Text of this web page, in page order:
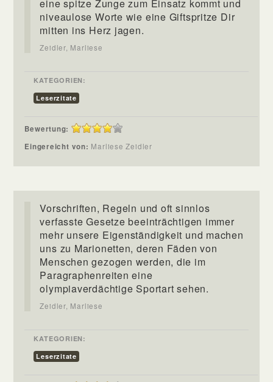
eine spitze Zunge zum Einsatz kommt und
niveaulose Worte wie eine Giftspritze Dir
mitten ins Herz jagen.
Zeidler, Marliese
KATEGORIEN:
Leserzitate
Bewertung:
Eingereicht von: Marliese Zeidler
Vorschriften, Regeln und oft sinnlos
verfasste Gesetze beeinträchtigen immer
mehr unsere Eigenständigkeit und machen
uns zu Marionetten, deren Fäden von
Menschen gezogen werden, die im
Paragraphenreiten eine
olympiaverdächtige Sportart sehen.
Zeidler, Marliese
KATEGORIEN:
Leserzitate